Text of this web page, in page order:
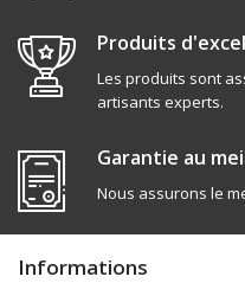
Produits
Les produits sont
artisants experts.
Garantie au
Nous assurons le
Informations